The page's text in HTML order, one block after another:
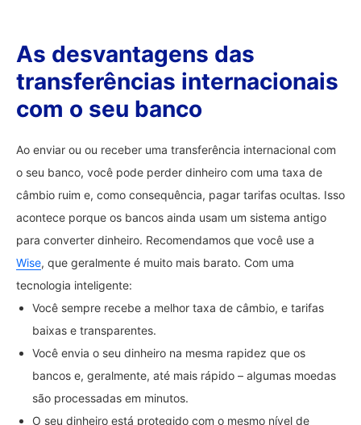
As desvantagens das
transferências internacionais
com o seu banco
Ao enviar ou ou receber uma transferência internacional com
o seu banco, você pode perder dinheiro com uma taxa de
câmbio ruim e, como consequência, pagar tarifas ocultas. Isso
acontece porque os bancos ainda usam um sistema antigo
para converter dinheiro. Recomendamos que você use a
Wise, que geralmente é muito mais barato. Com uma
tecnologia inteligente:
Você sempre recebe a melhor taxa de câmbio, e tarifas
baixas e transparentes.
Você envia o seu dinheiro na mesma rapidez que os
bancos e, geralmente, até mais rápido – algumas moedas
são processadas em minutos.
O seu dinheiro está protegido com o mesmo nível de